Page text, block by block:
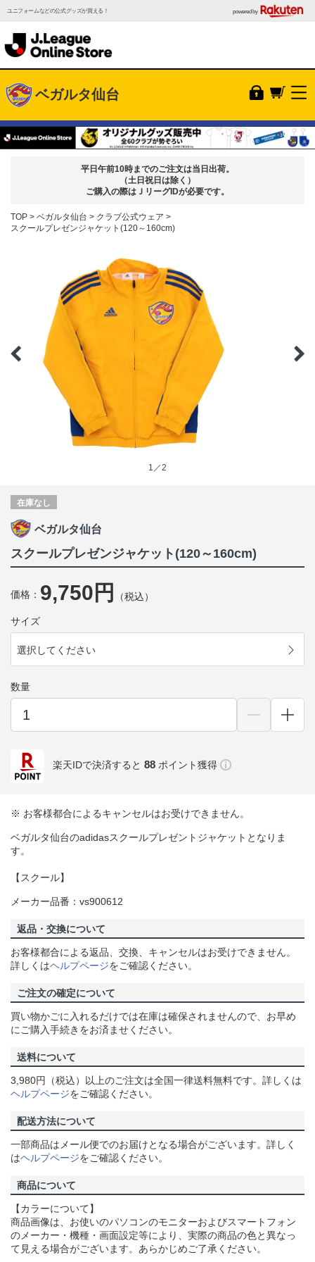
ユニフォームなどの公式グッズが買える！ powered by
ベガルタ仙台
平日午前10時までのご注文は当日出荷。
（土日祝日は除く）
ご購入の際はＪリーグIDが必要です。
TOP ベガルタ仙台
クラブ公式ウェア
スクールプレゼンジャケット(120～160cm)
1／2
在庫なし
ベガルタ仙台
スクールプレゼンジャケット(120～160cm)
価格： 9,750円 （税込）
サイズ
選択してください
数量
楽天IDで決済すると 88 ポイント獲得
※ お客様都合によるキャンセルはお受けできません。
ベガルタ仙台のadidasスクールプレゼントジャケットとなりま
す。
【スクール】
メーカー品番：vs900612
返品・交換について
お客様都合による返品、交換、キャンセルはお受けできません。
詳しくはヘルプページをご確認ください。
ご注文の確定について
買い物かごに入れるだけでは在庫は確保されませんので、お早め
にご購入手続きをお済ませください。
送料について
3,980円（税込）以上のご注文は全国一律送料無料です。詳しくは
ヘルプページをご確認ください。
配送方法について
一部商品はメール便でのお届けとなる場合がございます。詳しく
はヘルプページをご確認ください。
商品について
【カラーについて】
商品画像は、お使いのパソコンのモニターおよびスマートフォン
のメーカー・機種・画面設定等により、実際の商品の色と異なっ
て見える場合がございます。あらかじめご了承ください。